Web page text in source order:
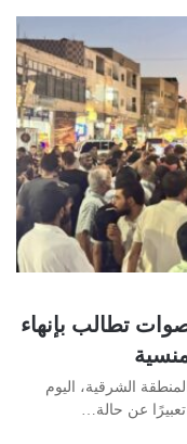
تطالب بإنهاء
الشرقية، اليوم
عن حالة…